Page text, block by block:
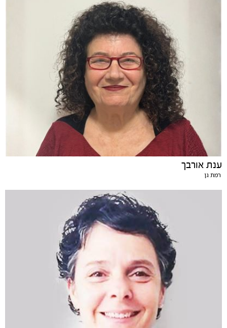
ענת אורבך
רמת גן